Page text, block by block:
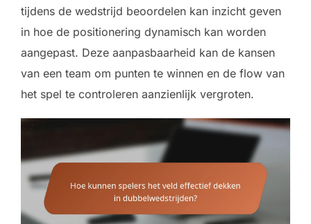
tijdens de wedstrijd beoordelen kan inzicht geven
in hoe de positionering dynamisch kan worden
aangepast. Deze aanpasbaarheid kan de kansen
van een team om punten te winnen en de flow van
het spel te controleren aanzienlijk vergroten.